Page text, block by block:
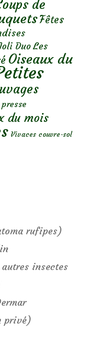
de
Fêtes
Duo Les
Oiseaux du
presse
du mois
Vivaces couvre-sol
rufipes)
insectes
privé)